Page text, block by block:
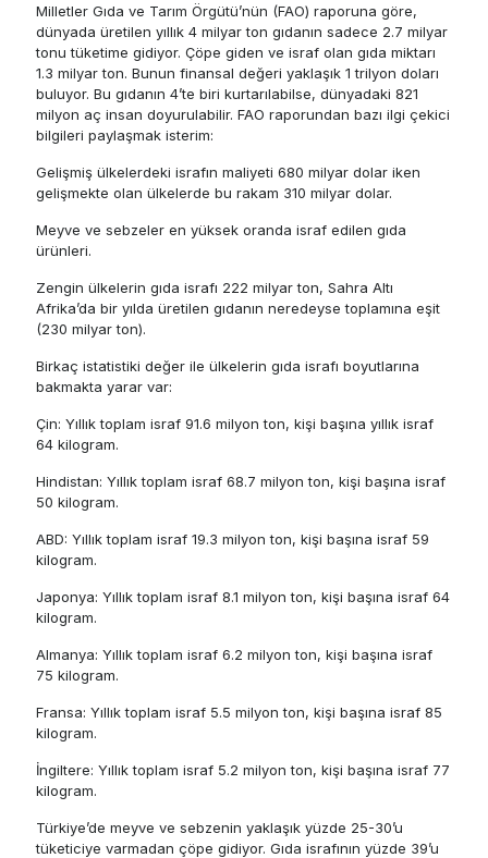
Milletler Gıda ve Tarım Örgütü’nün (FAO) raporuna göre,
dünyada üretilen yıllık 4 milyar ton gıdanın sadece 2.7 milyar
tonu tüketime gidiyor. Çöpe giden ve israf olan gıda miktarı
1.3 milyar ton. Bunun finansal değeri yaklaşık 1 trilyon doları
buluyor. Bu gıdanın 4’te biri kurtarılabilse, dünyadaki 821
milyon aç insan doyurulabilir. FAO raporundan bazı ilgi çekici
bilgileri paylaşmak isterim:
Gelişmiş ülkelerdeki israfın maliyeti 680 milyar dolar iken
gelişmekte olan ülkelerde bu rakam 310 milyar dolar.
Meyve ve sebzeler en yüksek oranda israf edilen gıda
ürünleri.
Zengin ülkelerin gıda israfı 222 milyar ton, Sahra Altı
Afrika’da bir yılda üretilen gıdanın neredeyse toplamına eşit
(230 milyar ton).
Birkaç istatistiki değer ile ülkelerin gıda israfı boyutlarına
bakmakta yarar var:
Çin: Yıllık toplam israf 91.6 milyon ton, kişi başına yıllık israf
64 kilogram.
Hindistan: Yıllık toplam israf 68.7 milyon ton, kişi başına israf
50 kilogram.
ABD: Yıllık toplam israf 19.3 milyon ton, kişi başına israf 59
kilogram.
Japonya: Yıllık toplam israf 8.1 milyon ton, kişi başına israf 64
kilogram.
Almanya: Yıllık toplam israf 6.2 milyon ton, kişi başına israf
75 kilogram.
Fransa: Yıllık toplam israf 5.5 milyon ton, kişi başına israf 85
kilogram.
İngiltere: Yıllık toplam israf 5.2 milyon ton, kişi başına israf 77
kilogram.
Türkiye’de meyve ve sebzenin yaklaşık yüzde 25-30’u
tüketiciye varmadan çöpe gidiyor. Gıda israfının yüzde 39’u